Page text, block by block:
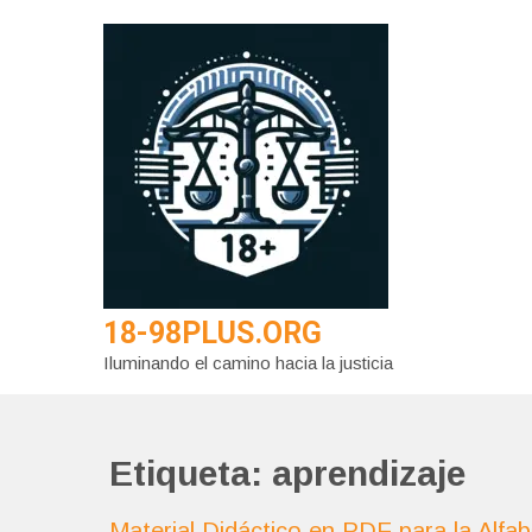
18-98PLUS.ORG
Iluminando el camino hacia la justicia
Etiqueta: aprendizaje